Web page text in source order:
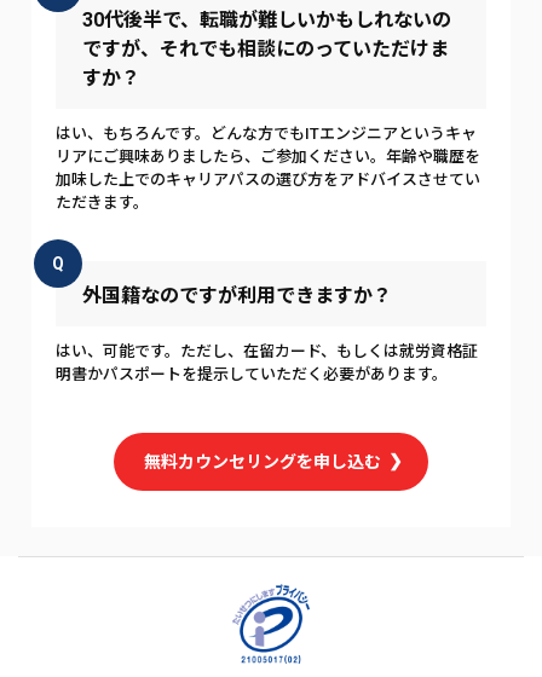
30代後半で、転職が難しいかもしれないの
ですが、それでも相談にのっていただけま
すか？
はい、もちろんです。どんな方でもITエンジニアというキャ
リアにご興味ありましたら、ご参加ください。年齢や職歴を
加味した上でのキャリアパスの選び方をアドバイスさせてい
ただきます。
Q
外国籍なのですが利用できますか？
はい、可能です。ただし、在留カード、もしくは就労資格証
明書かパスポートを提示していただく必要があります。
無料カウンセリングを申し込む